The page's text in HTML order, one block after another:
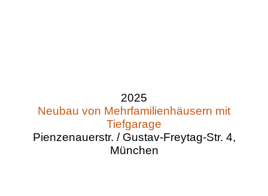
2025
Neubau von Mehrfamilienhäusern mit
Tiefgarage
Pienzenauerstr. / Gustav-Freytag-Str. 4,
München